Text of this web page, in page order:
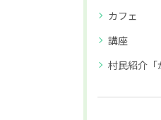
カフェ
講座
村民紹介「